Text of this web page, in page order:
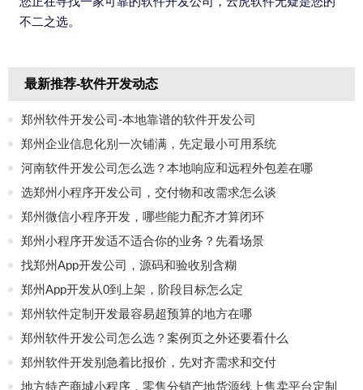
不二之选。
最新推荐-软件开发动态
郑州软件开发公司-本地靠谱的软件开发公司
郑州企业信息化别一次铺满，先定最小可用系统
河南软件开发公司怎么选？本地响应和远程外包差在哪
选郑州小程序开发公司，交付物和改需求怎么谈
郑州微信小程序开发，哪些能力配齐才算闭环
郑州小程序开发适不适合你的业务？先看场景
找郑州App开发公司，源码和验收别含糊
郑州App开发从0到上架，阶段目标怎么定
郑州软件定制开发最容易超预算的地方在哪
郑州软件开发公司怎么选？案例页之外还要看什么
郑州软件开发别急着比报价，先对齐需求和交付
地方特产商城小程序，零售分销产地货源线上售卖平台定制